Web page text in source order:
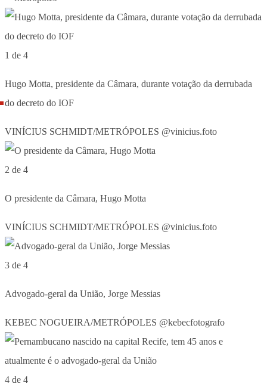
1 de 4
Hugo Motta, presidente da Câmara, durante votação da derrubada
do decreto do IOF
VINÍCIUS SCHMIDT/METRÓPOLES @vinicius.foto
2 de 4
O presidente da Câmara, Hugo Motta
VINÍCIUS SCHMIDT/METRÓPOLES @vinicius.foto
3 de 4
Advogado-geral da União, Jorge Messias
KEBEC NOGUEIRA/METRÓPOLES @kebecfotografo
4 de 4